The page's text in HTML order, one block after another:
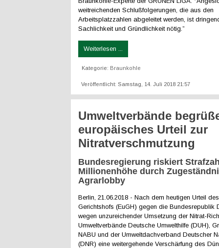
weitreichenden Schlußfolgerungen, die aus den
Arbeitsplatzzahlen abgeleitet werden, ist
Sachlichkeit und Gründlichkeit nötig.”
Weiterlesen ...
Kategorie: Braunkohle
Veröffentlicht: Samstag, 14. Juli 2018 21:57
Umweltverbände
europäisches Urteil zur
Nitratverschmutzung
Bundesregierung riskiert
Millionenhöhe durch
Agrarlobby
Berlin, 21.06.2018 - Nach dem heutigen Urteil
Gerichtshofs (EuGH) gegen die Bundesrepublik
wegen unzureichender Umsetzung der Nitrat-
Umweltverbände Deutsche Umwelthilfe (DUH),
NABU und der Umweltdachverband Deutscher
(DNR) eine weitergehende Verschärfung des